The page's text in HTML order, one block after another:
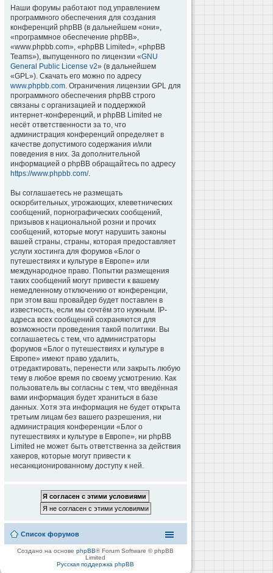
Наши форумы работают под управлением
программного обеспечения для создания
конференций phpBB (в дальнейшем «они»,
«программное обеспечение phpBB»,
«www.phpbb.com», «phpBB Limited», «phpBB
Teams»), выпущенного по лицензии «GNU
General Public License v2» (в дальнейшем
«GPL»). Скачать его можно по адресу
www.phpbb.com. Ограничения лицензии GPL для
программного обеспечения phpBB строго
связаны с организацией и поддержкой
интернет-конференций, и phpBB Limited не
несёт ответственности за то, что
администрация конференций определяет в
качестве допустимого содержания и/или
поведения в них. За дополнительной
информацией о phpBB обращайтесь по адресу
https://www.phpbb.com/.
Вы соглашаетесь не размещать
оскорбительных, угрожающих, клеветнических
сообщений, порнографических сообщений,
призывов к национальной розни и прочих
сообщений, которые могут нарушить законы
вашей страны, страны, которая предоставляет
услуги хостинга для форумов «Блог о
путешествиях и культуре в Европе» или
международное право. Попытки размещения
таких сообщений могут привести к вашему
немедленному отключению от конференции,
при этом ваш провайдер будет поставлен в
известность, если мы сочтём это нужным. IP-
адреса всех сообщений сохраняются для
возможности проведения такой политики. Вы
соглашаетесь с тем, что администраторы
форумов «Блог о путешествиях и культуре в
Европе» имеют право удалить,
отредактировать, перенести или закрыть любую
тему в любое время по своему усмотрению. Как
пользователь вы согласны с тем, что введённая
вами информация будет храниться в базе
данных. Хотя эта информация не будет открыта
третьим лицам без вашего разрешения, ни
администрация конференции «Блог о
путешествиях и культуре в Европе», ни phpBB
Limited не может быть ответственна за действия
хакеров, которые могут привести к
несанкционированному доступу к ней.
Список форумов
Создано на основеphpBB® Forum Software © phpBB
Limited
Русская поддержка phpBB